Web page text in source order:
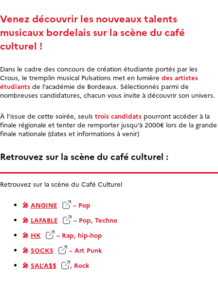
Venez découvrir les nouveaux talents
musicaux bordelais sur la scène du café
culturel !
Dans le cadre des concours de création étudiante portés par les
Crous, le tremplin musical Pulsations met en lumière des artistes
étudiants de l’académie de Bordeaux. Sélectionnés parmi de
nombreuses candidatures, chacun vous invite à découvrir son univers.
À l’issue de cette soirée, seuls trois candidats pourront accéder à la
finale régionale et tenter de remporter jusqu’à 2000€ lors de la grande
finale nationale (dates et informations à venir)
Retrouvez sur la scène du café culturel :
Retrouvez sur la scène du Café Culturel
🎤 ANGINE
– Pop
🎤 LAFABLE
– Pop, Techno
🎤 HK
– Rap, hip-hop
🎤 SOCKS
– Art Punk
🎤 SAL’A$$ , Rock